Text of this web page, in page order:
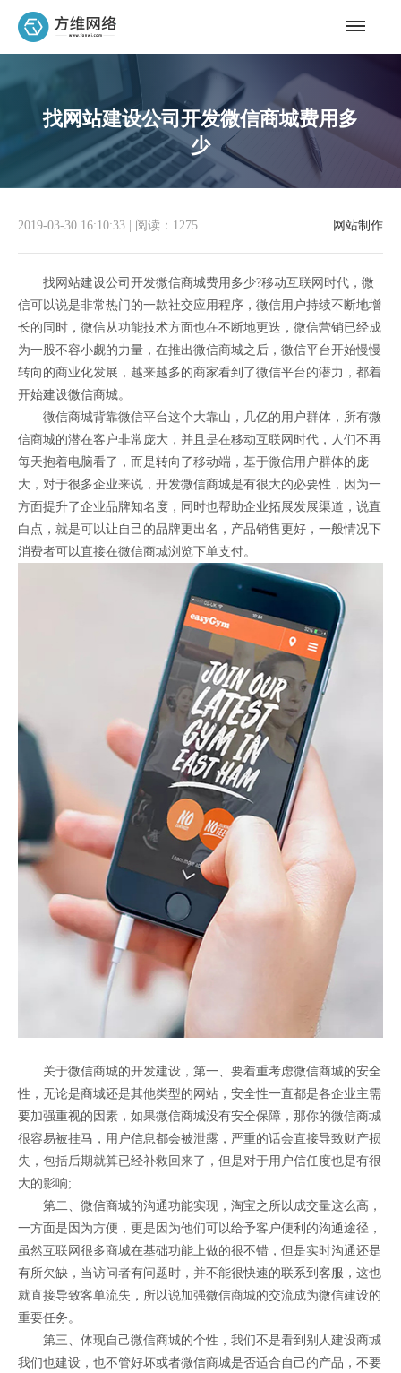
找网站建设公司开发微信商城费用多
少
网站制作
2019-03-30 16:10:33 阅读：1275
找网站建设公司开发微信商城费用多少?移动互联网时代，微
信可以说是非常热门的一款社交应用程序，微信用户持续不断地增
长的同时，微信从功能技术方面也在不断地更迭，微信营销已经成
为一股不容小觑的力量，在推出微信商城之后，微信平台开始慢慢
转向的商业化发展，越来越多的商家看到了微信平台的潜力，都着
开始建设微信商城。
微信商城背靠微信平台这个大靠山，几亿的用户群体，所有微
信商城的潜在客户非常庞大，并且是在移动互联网时代，人们不再
每天抱着电脑看了，而是转向了移动端，基于微信用户群体的庞
大，对于很多企业来说，开发微信商城是有很大的必要性，因为一
方面提升了企业品牌知名度，同时也帮助企业拓展发展渠道，说直
白点，就是可以让自己的品牌更出名，产品销售更好，一般情况下
消费者可以直接在微信商城浏览下单支付。
关于微信商城的开发建设，第一、要着重考虑微信商城的安全
性，无论是商城还是其他类型的网站，安全性一直都是各企业主需
要加强重视的因素，如果微信商城没有安全保障，那你的微信商城
很容易被挂马，用户信息都会被泄露，严重的话会直接导致财产损
失，包括后期就算已经补救回来了，但是对于用户信任度也是有很
大的影响;
第二、微信商城的沟通功能实现，淘宝之所以成交量这么高，
一方面是因为方便，更是因为他们可以给予客户便利的沟通途径，
虽然互联网很多商城在基础功能上做的很不错，但是实时沟通还是
有所欠缺，当访问者有问题时，并不能很快速的联系到客服，这也
就直接导致客单流失，所以说加强微信商城的交流成为微信建设的
重要任务。
第三、体现自己微信商城的个性，我们不是看到别人建设商城
我们也建设，也不管好坏或者微信商城是否适合自己的产品，不要